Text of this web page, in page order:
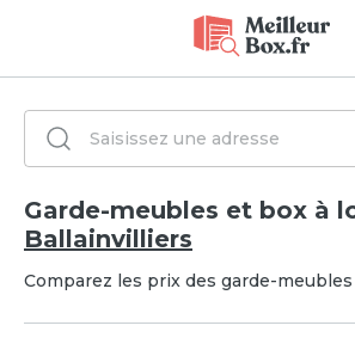
Garde-meubles et box à
Ballainvilliers
Comparez les prix des garde-